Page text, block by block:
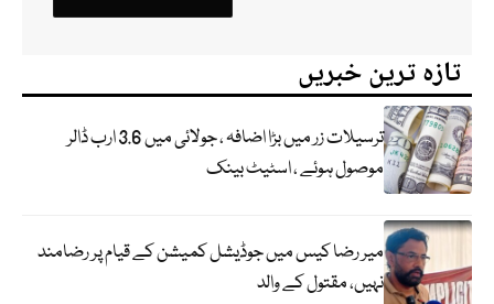
تازہ ترین خبریں
ترسیلات زر میں بڑا اضافہ ، جولائی میں 3.6 ارب ڈالر
موصول ہوئے ، اسٹیٹ بینک
میر رضا کیس میں جوڈیشل کمیشن کے قیام پر رضامند
نہیں، مقتول کے والد